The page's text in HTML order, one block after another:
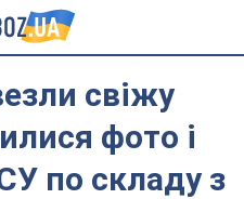
свіжу
фото і
по складу з